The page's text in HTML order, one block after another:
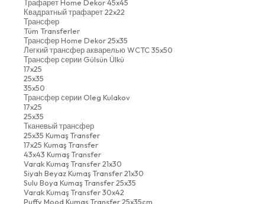
Трафарет Home Dekor 45x45
Квадратный трафарет 22x22
Трансфер
Tüm Transferler
Трансфер Home Dekor 25x35
Легкий трансфер акварелью WCTC 35x50
Трансфер серии Gülsün Ülkü
17x25
25x35
35x50
Трансфер серии Oleg Kulakov
17x25
25x35
Тканевый трансфер
25x35 Kumaş Transfer
17x25 Kumaş Transfer
43x43 Kumaş Transfer
Varak Kumaş Transfer 21x30
Siyah Beyaz Kumaş Transfer 21x30
Sulu Boya Kumaş Transfer 25x35
Varak Kumaş Transfer 30x42
Puffy Mood Kumaş Transfer 25x35cm